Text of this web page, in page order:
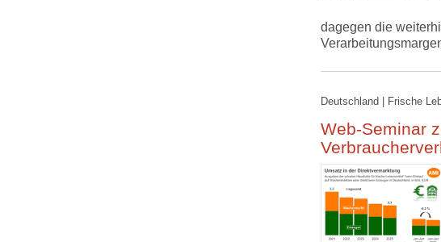
dagegen die
Deutschland | Frische
Web-Seminar